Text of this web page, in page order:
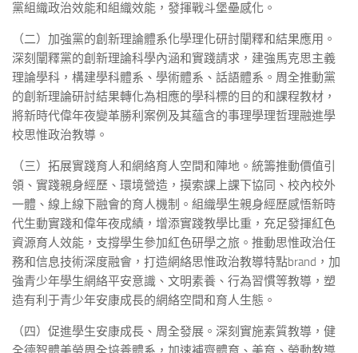
黨組織政治效能和組織效能，發揮戰斗堡壘感化。
（二）加強黨的創新理論體系化學理化研討闡釋和結果應用。
深刻闡釋黨的創新理論科學內涵和實踐請求，建強馬克思主義
理論學科，構建學科體系、學術體系、話語體系。周全推動黨
的創新理論研討結果轉化為相應的學科標的目的和課程教材，
將新時代偉年夜變革勝利案例及其蘊含的事理學理哲理融進學
校思惟政治教導。
（三）拓展實踐育人和網絡育人空間和陣地。統籌推動價值引
領、實踐親身經歷、環境營造，摸索課上課下協同、校內校外
一體、線上線下融會的育人機制。組織學生親身經歷感悟新時
代生動實踐和偉年夜成績，增添實踐教學比重，充足發揮紅色
資源育人效能，支撐學生參加紅色研學之旅。推動思惟政治任
務和信息技術深度融會，打造網絡思惟政治教導特點brand，加
強青少年學生網絡平安意識、文明素養、行為習慣等教導，塑
造有利于青少年安康成長的網絡空間和育人生態。
（四）促進學生安康成長、周全發展。深刻實施素質教導，健